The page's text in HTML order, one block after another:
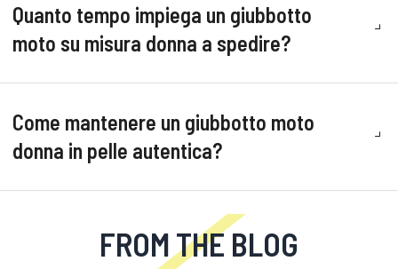
Quanto tempo impiega un giubbotto
moto su misura donna a spedire?
Come mantenere un giubbotto moto
donna in pelle autentica?
FROM THE BLOG